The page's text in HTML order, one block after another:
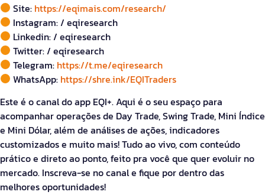
Site: https://eqimais.com/research/
Instagram: / eqiresearch
Linkedin: / eqiresearch
Twitter: / eqiresearch
Telegram: https://t.me/eqiresearch
WhatsApp: https://shre.ink/EQITraders
Este é o canal do app EQI+. Aqui é o seu espaço para
acompanhar operações de Day Trade, Swing Trade, Mini Índice
e Mini Dólar, além de análises de ações, indicadores
customizados e muito mais! Tudo ao vivo, com conteúdo
prático e direto ao ponto, feito pra você que quer evoluir no
mercado. Inscreva-se no canal e fique por dentro das
melhores oportunidades!